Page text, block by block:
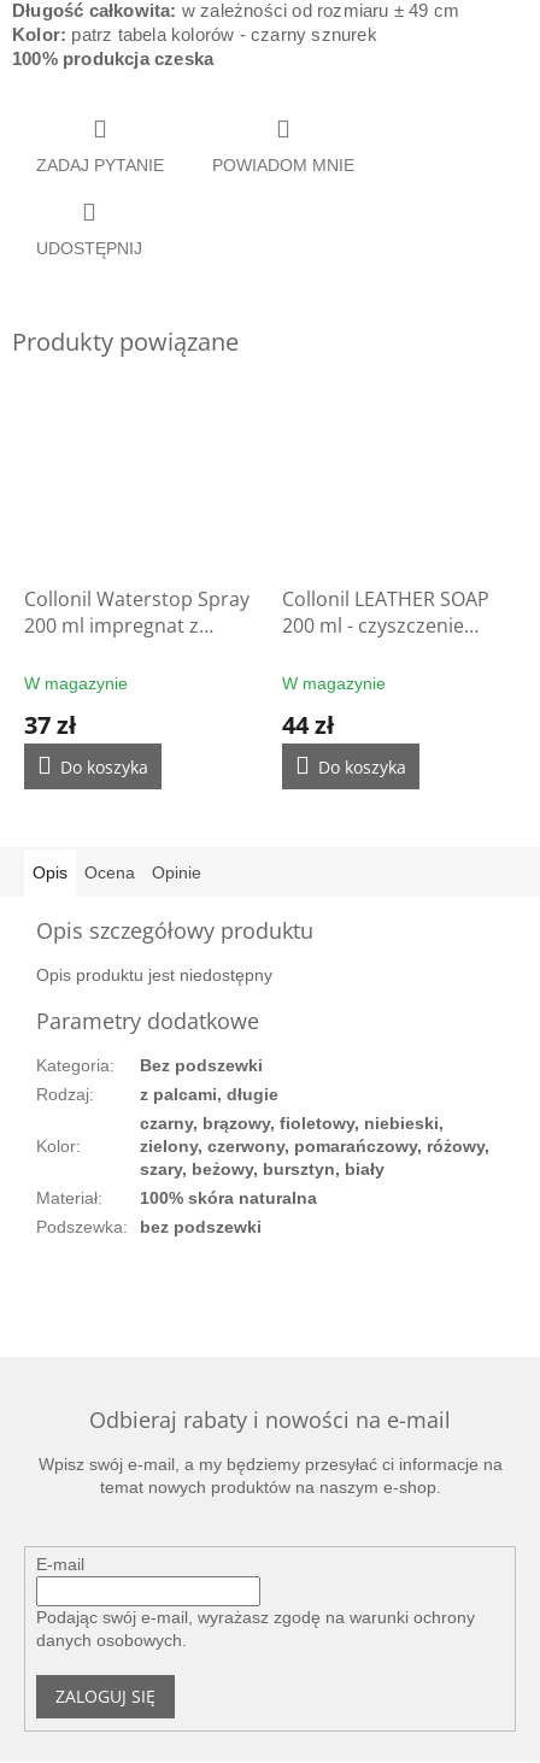
Długość całkowita: w zależności od rozmiaru ± 49 cm
Kolor: patrz tabela kolorów - czarny sznurek
100% produkcja czeska
ZADAJ PYTANIE POWIADOM MNIE
UDOSTĘPNIJ
Produkty powiązane
Collonil Waterstop Spray
200 ml impregnat z
rękawic
W magazynie
37 zł
Do koszyka
Collonil LEATHER SOAP
200 ml - czyszczenie
W magazynie
44 zł
Do koszyka
Opis Ocena Opinie
Opis szczegółowy produktu
Opis produktu jest niedostępny
Parametry dodatkowe
Kategoria:
Bez podszewki
Rodzaj: z palcami, długie
Kolor:
czarny, brązowy, fioletowy, niebieski,
zielony, czerwony, pomarańczowy, różowy,
szary, beżowy, bursztyn, biały
Materiał:
100% skóra naturalna
Podszewka: bez podszewki
Odbieraj rabaty i nowości na e-mail
Wpisz swój e-mail, a my będziemy przesyłać ci informacje na
temat nowych produktów na naszym e-shop.
E-mail
Podając swój e-mail, wyrażasz zgodę na warunki ochrony
danych osobowych
ZALOGUJ SIĘ